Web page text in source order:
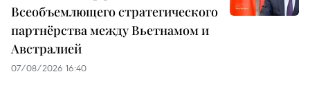
Всеобъемлющего стратегического
партнёрства между Вьетнамом и
Австралией
07/08/2026 16:40